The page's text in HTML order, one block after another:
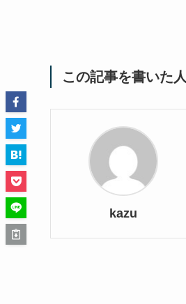
この記事を書いた人
kazu